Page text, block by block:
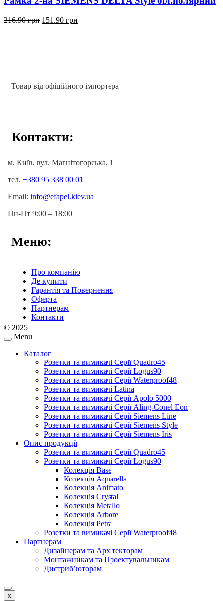
216.90грн Оригінальна
151.90 грн
Товар від офіційного імпортера
Контакти:
м. Київ, вул. Магнітогорська, 1
тел. +380 95 338 00 01
Email: info@efapel.kiev.ua
Пн-Пт 9:00 – 18:00
Меню:
Про компанію
Де купити
Гарантія та Повернення
Оферта
Партнерам
Контакти
© 2025
Menu
Каталог
Розетки та вимикачі Серії Quadro45
Розетки та вимикачі Серії Logus90
Розетки та вимикачі Серії Waterproof48
Розетки та вимикачі Latina
Розетки та вимикачі Серії Apolo 5000
Розетки та вимикачі Серії Aling-Conel Eon
Розетки та вимикачі Серії Siemens Line
Розетки та вимикачі Серії Siemens Style
Розетки та вимикачі Серії Siemens Iris
Опис продукції
Розетки та вимикачі Серії Quadro45
Розетки та вимикачі Серії Logus90
Колекція Base
Колекція Aquarella
Колекція Animato
Колекція Crystal
Колекція Metallo
Колекція Arbore
Колекція Petra
Розетки та вимикачі Серії Waterproof48
Партнерам
Дизайнерам та Архітекторам
Монтажникам та Проектувальникам
Дистриб’юторам
x